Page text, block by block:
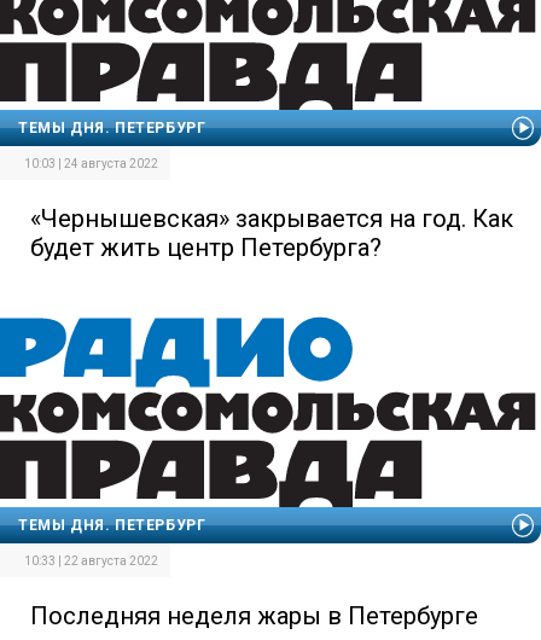
ТЕМЫ ДНЯ. ПЕТЕРБУРГ
10:03 | 24 августа 2022
«Чернышевская» закрывается на год. Как
будет жить центр Петербурга?
ТЕМЫ ДНЯ. ПЕТЕРБУРГ
10:33 | 22 августа 2022
Последняя неделя жары в Петербурге